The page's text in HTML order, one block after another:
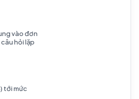
vào đơn
hỏi lặp
tới mức